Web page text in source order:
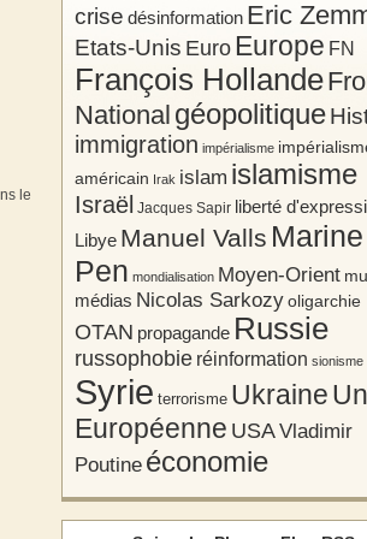
le
crise désinformation Eric
Etats-Unis Euro Europe FN
François Hollande
National géopolitique
immigration impérialisme
américain Irak islam islamisme
Israël Jacques Sapir liberté
Libye Manuel Valls
Pen mondialisation Moyen-Orient
médias Nicolas Sarkozyoligarchie
OTAN propagande Russie
russophobie réinformation sionisme
Syrie terrorisme Ukraine
Européenne USAVladimir
Poutine économie